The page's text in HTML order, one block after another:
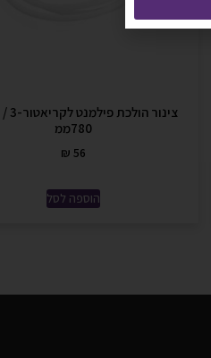
780ממ
₪ 56
הוספה לסל